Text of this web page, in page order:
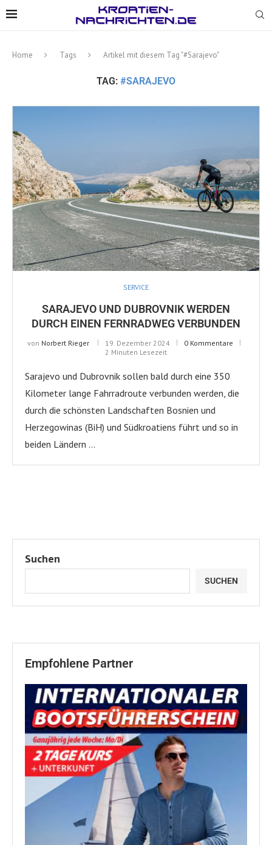
Home Tags Artikel mit diesem Tag "#Sarajevo"
TAG: #SARAJEVO
SERVICE
SARAJEVO UND DUBROVNIK WERDEN
DURCH EINEN FERNRADWEG VERBUNDEN
von Norbert Rieger 19. Dezember 2024
0 Kommentare
2 Minuten Lesezeit
Sarajevo und Dubrovnik sollen bald durch eine 350
Kilometer lange Fahrradroute verbunden werden, die
durch die schönsten Landschaften Bosnien und
Herzegowinas (BiH) und Südkroatiens führt und so in
beiden Ländern …
Suchen
SUCHEN
Empfohlene Partner